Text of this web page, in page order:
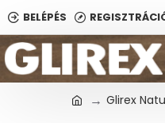
BELÉPÉS
Glirex